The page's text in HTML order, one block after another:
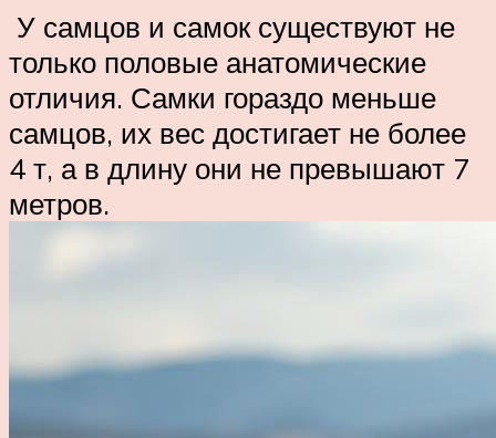
У самцов и самок существуют не
только половые анатомические
отличия. Самки гораздо меньше
самцов, их вес достигает не более
4 т, а в длину они не превышают 7
метров.